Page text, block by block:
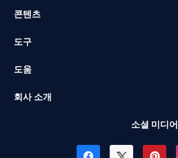
콘텐츠
도구
도움
회사 소개
소셜 미디어